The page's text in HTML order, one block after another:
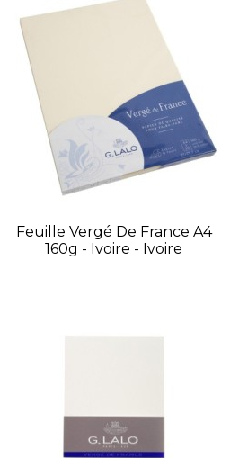
Feuille Vergé De France A4
160g - Ivoire - Ivoire